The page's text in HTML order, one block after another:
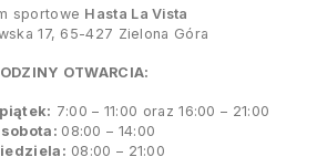
sportowe Hasta La Vista
17, 65-427 Zielona Góra
OTWARCIA:
7:00 – 11:00 oraz 16:00 – 21:00
sobota: 08:00 – 14:00
08:00 – 21:00